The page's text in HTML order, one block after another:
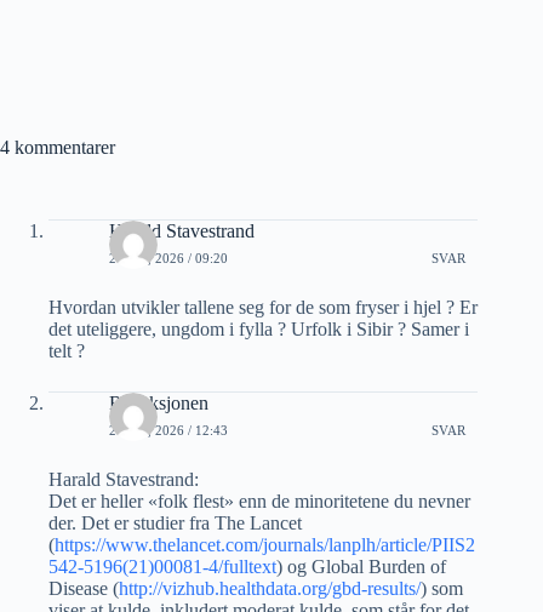
4 kommentarer
Harald Stavestrand
2 JULI, 2026 / 09:20 SVAR
Hvordan utvikler tallene seg for de som fryser i hjel ? Er
det uteliggere, ungdom i fylla ? Urfolk i Sibir ? Samer i
telt ?
Redaksjonen
2 JULI, 2026 / 12:43 SVAR
Harald Stavestrand:
Det er heller «folk flest» enn de minoritetene du nevner
der. Det er studier fra The Lancet
(https://www.thelancet.com/journals/lanplh/article/PIIS2
542-5196(21)00081-4/fulltext) og Global Burden of
Disease (http://vizhub.healthdata.org/gbd-results/) som